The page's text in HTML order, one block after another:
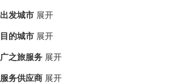
出发城市 展开
目的城市 展开
广之旅服务 展开
服务供应商 展开